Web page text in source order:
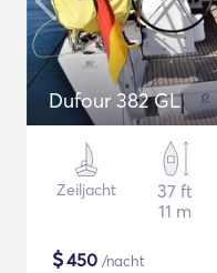
Dufour 382 GL
Zeiljacht
37 ft
11 m
$450 /nacht